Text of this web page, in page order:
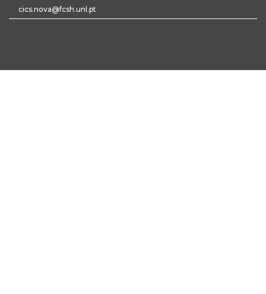
cics.nova@fcsh.unl.pt